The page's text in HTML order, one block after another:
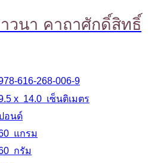
วนา คาถาศักดิ์สิทธิ์
616-268-006-9
x 14.0 เซ็นติเมตร
อนด์
แกรม
กรัม